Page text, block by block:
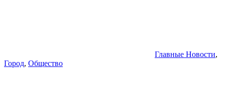
Главные Новости,
Город, Общество